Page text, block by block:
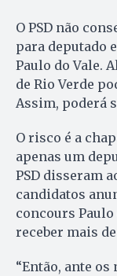
O PSD não
para deputado
Paulo do Vale.
de Rio Verde
Assim, poderá
O risco é a
apenas um
PSD disseram
candidatos
concours
receber mais
“Então, ante os